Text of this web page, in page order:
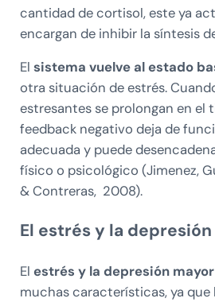
cantidad de cortisol, este ya
encargan de inhibir la síntesis
El sistema vuelve al estado
otra situación de estrés.
estresantes se prolongan en el
feedback negativo deja de
adecuada y puede
físico o psicológico (Jimenez,
& Contreras, 2008).
El estrés y la
El estrés y la depresión mayor
muchas características, ya